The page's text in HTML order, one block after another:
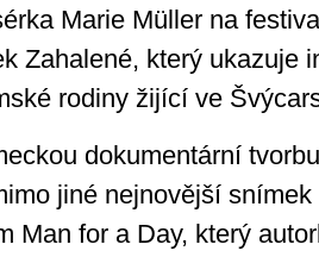
Marie Müller na
Zahalené, který ukazuje
rodiny žijící ve
dokumentární
jiné nejnovější
Man for a Day, který